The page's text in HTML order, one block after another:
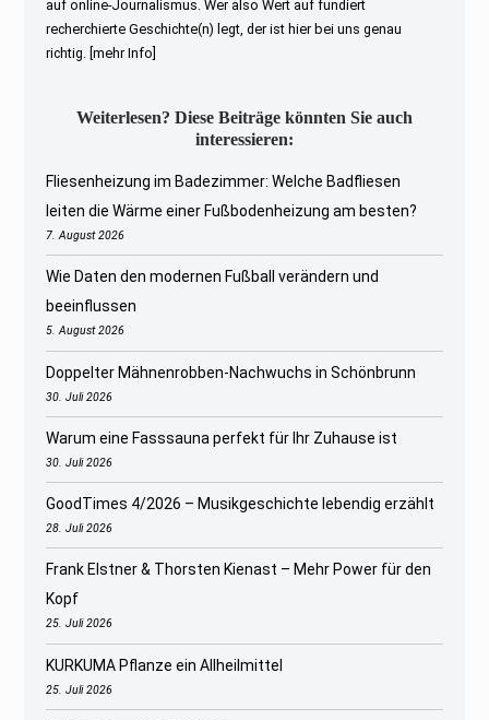
auf online-Journalismus. Wer also Wert auf fundiert
recherchierte Geschichte(n) legt, der ist hier bei uns genau
richtig.
[mehr Info]
Weiterlesen? Diese Beiträge könnten Sie auch
interessieren:
Fliesenheizung im Badezimmer: Welche Badfliesen
leiten die Wärme einer Fußbodenheizung am besten?
7. August 2026
Wie Daten den modernen Fußball verändern und
beeinflussen
5. August 2026
Doppelter Mähnenrobben-Nachwuchs in Schönbrunn
30. Juli 2026
Warum eine Fasssauna perfekt für Ihr Zuhause ist
30. Juli 2026
GoodTimes 4/2026 – Musikgeschichte lebendig erzählt
28. Juli 2026
Frank Elstner & Thorsten Kienast – Mehr Power für den
Kopf
25. Juli 2026
KURKUMA Pflanze ein Allheilmittel
25. Juli 2026